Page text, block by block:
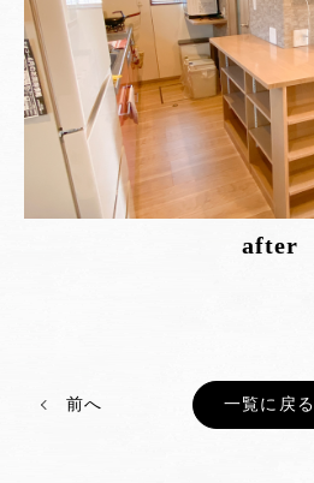
after
前へ 一覧に戻る